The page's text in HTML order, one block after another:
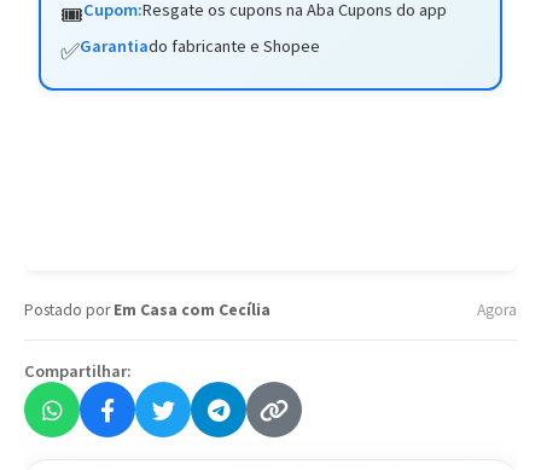
🎟️Cupom:Resgate os cupons na Aba Cupons do app
✅Garantiado fabricante e Shopee
Postado porEm Casa com Cecília Agora
Compartilhar: